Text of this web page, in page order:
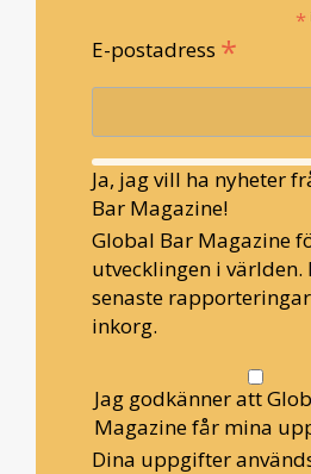
*
E-postadress *
Ja, jag vill ha nyheter
Bar Magazine!
Global Bar Magazine
utvecklingen i världen.
senaste
inkorg.
Jag godkänner att
Magazine får mina
Dina uppgifter